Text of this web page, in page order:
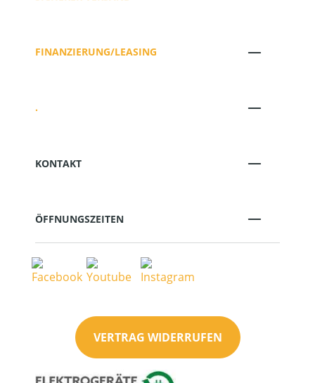
FINANZIERUNG/LEASING
.
KONTAKT
ÖFFNUNGSZEITEN
VERTRAG WIDERRUFEN